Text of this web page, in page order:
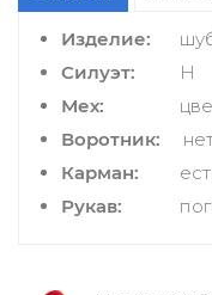
Изделие:
Силуэт:
H
Мех:
Воротник:
Карман:
Рукав: